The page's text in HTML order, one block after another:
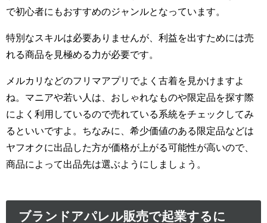
で初心者にもおすすめのジャンルとなっています。
特別なスキルは必要ありませんが、利益を出すためには売
れる商品を見極める力が必要です。
メルカリなどのフリマアプリでよく古着を見かけますよ
ね。マニアや若い人は、おしゃれなものや限定品を探す際
によく利用しているので売れている系統をチェックしてみ
るといいですよ。ちなみに、希少価値のある限定品などは
ヤフオクに出品した方が価格が上がる可能性が高いので、
商品によって出品先は選ぶようにしましょう。
ブランドアパレル販売で起業するに